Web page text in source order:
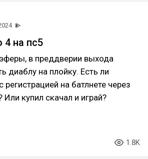
4 на пс5
в преддверии выхода
диаблу на плойку. Есть ли
на батлнете через
Или купил скачал и играй?
1.8K